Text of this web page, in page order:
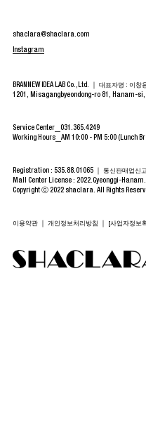
shaclara@shaclara.com
Instagram
BRANNEW IDEA LAB Co.,Ltd. ｜ 대표자명 : 이창
1201, Misagangbyeondong-ro 81, Hanam-si,
Service Center
031.365.4249
Working Hours
AM 10:00 - PM 5:00 (Lunch
Registration : 535.88.01065 ｜ 통신판매업신
Mall Center License : 2022.Gyeonggi-
Copyright ⓒ 2022 shaclara. All Rights
이용약관 개인정보처리방침 [사업자정보